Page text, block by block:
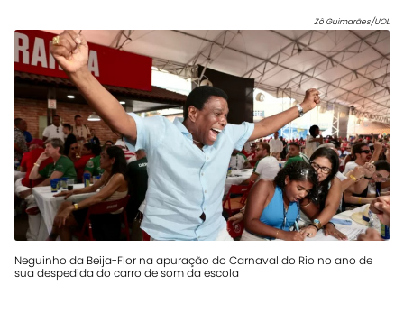
Zô Guimarães/UOL
Neguinho da Beija-Flor na apuração do Carnaval do Rio no ano de
sua despedida do carro de som da escola